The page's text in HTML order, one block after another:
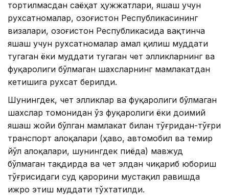
тортилмасдан саёҳат ҳужжатлари, яшаш учун
рухсатномалар, Қозоғистон Республикасининг
визалари, Қозоғистон Республикасида вақтинча
яшаш учун рухсатномалар амал қилиш муддати
тугаган ёки муддати тугаган чет элликларнинг ва
фуқаролиги бўлмаган шахсларнинг мамлакатдан
кетишига рухсат берилди.
Шунингдек, чет элликлар ва фуқаролиги бўлмаган
шахслар томонидан ўз фуқаролиги ёки доимий
яшаш жойи бўлган мамлакат билан тўғридан-тўғри
транспорт алоқалари (ҳаво, автомобил ва темир
йўл алоқалари, шунингдек пиёда) мавжуд
бўлмаган тақдирда ва чет элдан чиқариб юбориш
тўғрисидаги суд қарорини мустақил равишда
ижро этиш муддати тўхтатилди.